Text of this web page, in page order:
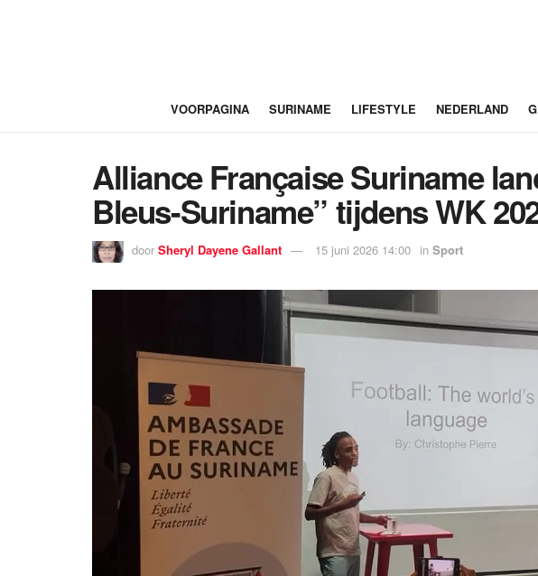
VOORPAGINA SURINAME LIFESTYLE NEDERLAND
Alliance Française Suriname
Bleus-Suriname” tijdens WK
door Sheryl Dayene Gallant 15 juni 2026 14:00 in Sport